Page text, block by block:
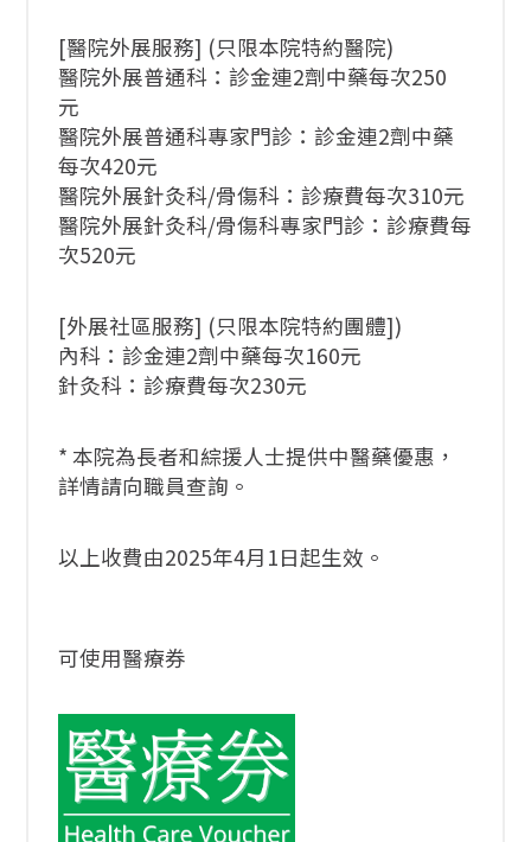
[醫院外展服務] (只限本院特約醫院)
醫院外展普通科：診金連2劑中藥每次250
元
醫院外展普通科專家門診：診金連2劑中藥
每次420元
醫院外展針灸科/骨傷科：診療費每次310元
醫院外展針灸科/骨傷科專家門診：診療費每
次520元
[外展社區服務] (只限本院特約團體])
內科：診金連2劑中藥每次160元
針灸科：診療費每次230元
* 本院為長者和綜援人士提供中醫藥優惠，
詳情請向職員查詢。
以上收費由2025年4月1日起生效。
可使用醫療券